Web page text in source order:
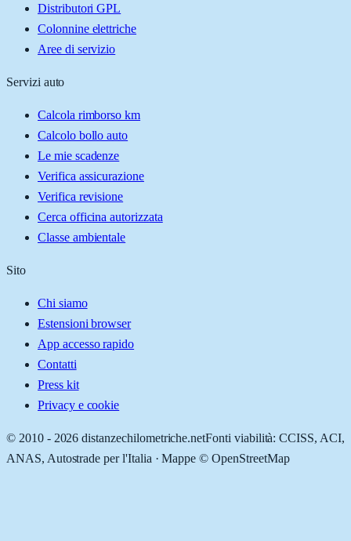
Distributori GPL
Colonnine elettriche
Aree di servizio
Servizi auto
Calcola rimborso km
Calcolo bollo auto
Le mie scadenze
Verifica assicurazione
Verifica revisione
Cerca officina autorizzata
Classe ambientale
Sito
Chi siamo
Estensioni browser
App accesso rapido
Contatti
Press kit
Privacy e cookie
© 2010 - 2026 distanzechilometriche.netFonti viabilità: CCISS, ACI,
ANAS, Autostrade per l'Italia · Mappe © OpenStreetMap